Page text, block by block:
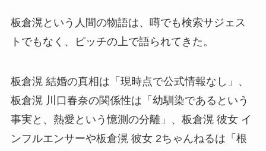
板倉滉という人間の物語は、噂でも検索サジェス
トでもなく、ピッチの上で語られてきた。
板倉滉 結婚の真相は「現時点で公式情報なし」、
板倉滉 川口春奈の関係性は「幼馴染であるという
事実と、熱愛という憶測の分離」、板倉滉 彼女 イ
ンフルエンサーや板倉滉 彼女 2ちゃんねるは「根